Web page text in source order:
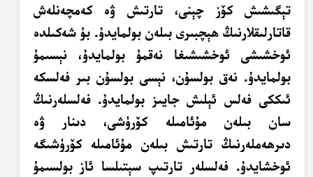
تېگىشىش كۆز چېنى، تارتىش ۋە كەمچەنلەش
قاتارلىقلارنىڭ ھېچبىرى بىلەن بولمايدۇ. بۇ شەكىلدە
ئوخشىشى ئوخشىشىغا نەقمۇ بولمايدۇ، نېسىمۇ
بولمايدۇ. نەق بولسۇن، نېسى بولسۇن بىر فەلسكە
ئىككى فەلس ئېلىش جايىز بولمايدۇ. فەلسلەرنىڭ
سان بىلەن مۇئامىلە كۆرۈشى، دىنار ۋە
دىرھەملەرنىڭ تارتىش بىلەن مۇئامىلە كۆرۈشىگە
ئوخشايدۇ. فەلسلەر تارتىپ سېتىلسا ئاز بولسىمۇ